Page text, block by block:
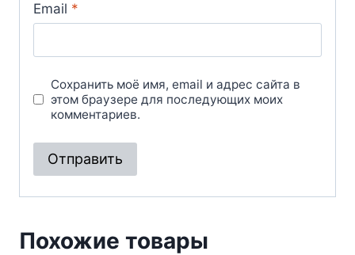
Email *
Сохранить моё имя, email и адрес сайта в
этом браузере для последующих моих
комментариев.
Похожие товары